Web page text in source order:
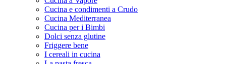
Cucina e condimenti a Crudo
Cucina Mediterranea
Cucina per i Bimbi
Dolci senza glutine
Friggere bene
I cereali in cucina